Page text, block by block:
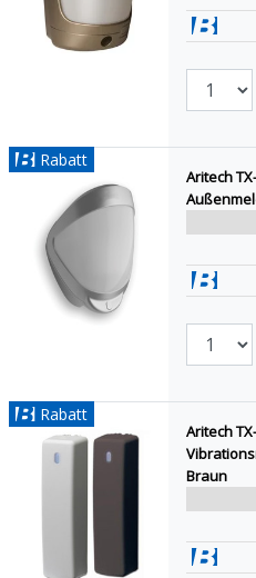
Rabatt
Aritech
Rabatt
Aritech
Braun